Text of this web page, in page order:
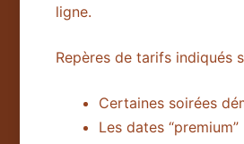
ligne.
Repères de tarifs indiqués
Certaines soirées
Les dates